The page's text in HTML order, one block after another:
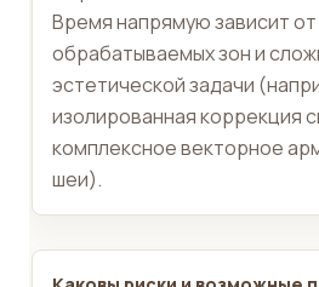
Время напрямую зависит
обрабатываемых зон и
эстетической задачи
изолированная коррекция
комплексное векторное
шеи).